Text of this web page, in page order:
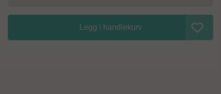
Legg i handlekurv